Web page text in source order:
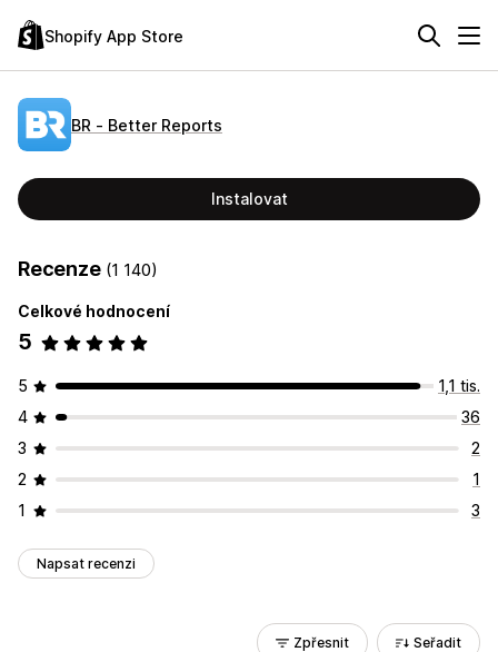
Shopify App Store
BR ‑ Better Reports
Instalovat
Recenze (1 140)
Celkové hodnocení
5
5
1,1 tis.
4
36
3
2
2
1
1
3
Napsat recenzi
Zpřesnit Seřadit